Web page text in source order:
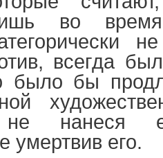
во
всегда
было бы
не нанеся
умертвив его.